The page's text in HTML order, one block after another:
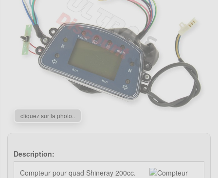
cliquez sur la photo..
Description:
Compteur pour quad Shineray 200cc.